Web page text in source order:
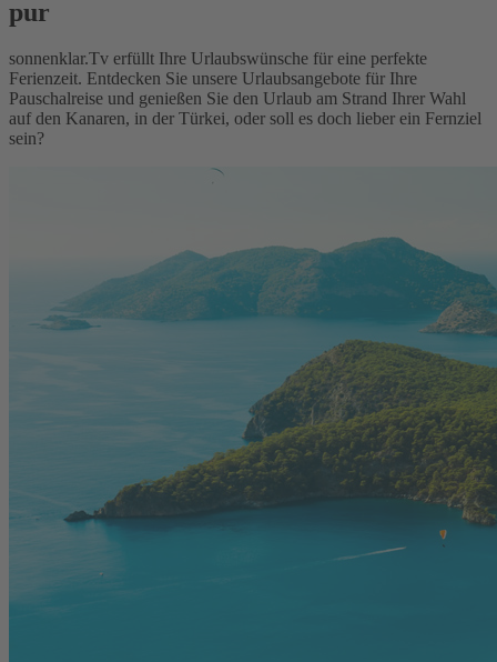
pur
sonnenklar.Tv erfüllt Ihre Urlaubswünsche für eine perfekte
Ferienzeit. Entdecken Sie unsere Urlaubsangebote für Ihre
Pauschalreise und genießen Sie den Urlaub am Strand Ihrer Wahl
auf den Kanaren, in der Türkei, oder soll es doch lieber ein Fernziel
sein?